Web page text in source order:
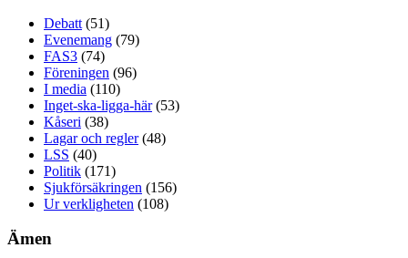
Debatt (51)
Evenemang (79)
FAS3 (74)
Föreningen (96)
I media (110)
Inget-ska-ligga-här(53)
Kåseri (38)
Lagar och regler(48)
LSS (40)
Politik (171)
Sjukförsäkringen (156)
Ur verkligheten (108)
Ämen